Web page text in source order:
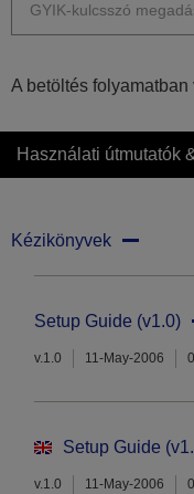
A betöltés folyamatban
Használati útmutatók
Kézikönyvek
Setup Guide (v1.0)
v.1.0 11-May-2006
Setup Guide
v.1.0 11-May-2006